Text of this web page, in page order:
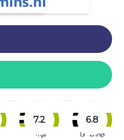
7.2
Prijs
6.8
Levering